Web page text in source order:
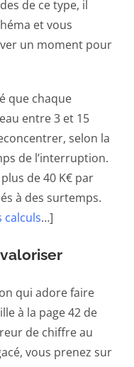
de ce type, il
et vous
un moment pour
que chaque
entre 3 et 15
selon la
de l’interruption.
de 40 K€ par
à des surtemps.
calculs…]
qui adore faire
à la page 42 de
de chiffre au
vous prenez sur